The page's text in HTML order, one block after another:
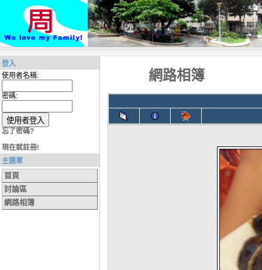
登入
使用者名稱:
密碼:
忘了密碼?
現在就註冊!
主選單
首頁
討論區
網路相簿
網路相簿